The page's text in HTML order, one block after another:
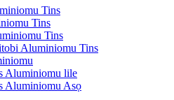
Tins
Tins
Tins
Aluminiomu Tins
Aluminiomu lile
Aluminiomu Asọ